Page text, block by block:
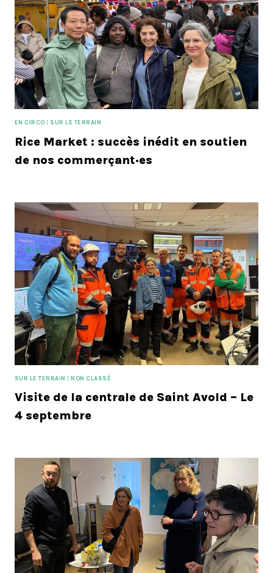
EN CIRCO SUR LE TERRAIN
Rice Market : succès inédit en soutien
de nos commerçant·es
SUR LE TERRAIN |NON CLASSÉ
Visite de la centrale de Saint Avold – Le
4 septembre